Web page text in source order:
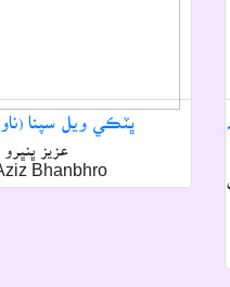
ڀٽڪي ويل سپنا (ناول) -
Bhanbhro